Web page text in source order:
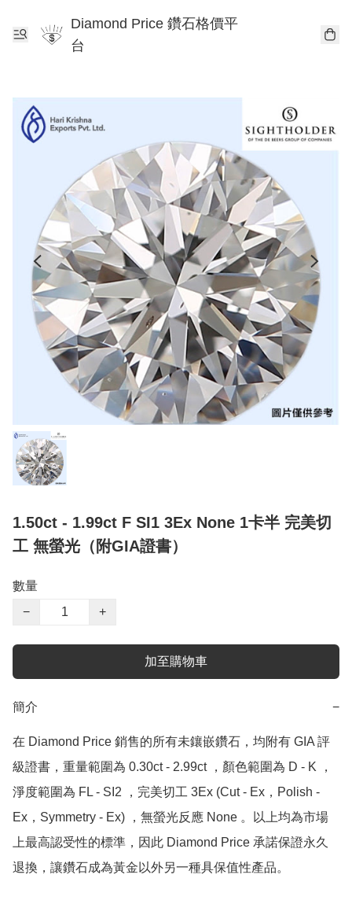
Diamond Price 鑽石格價平
台
1.50ct - 1.99ct F SI1 3Ex None 1卡半 完美切
工 無螢光（附GIA證書）
數量
−
+
加至購物車
簡介 −
在 Diamond Price 銷售的所有未鑲嵌鑽石，均附有 GIA 評
級證書，重量範圍為 0.30ct - 2.99ct ，顏色範圍為 D - K ，
淨度範圍為 FL - SI2 ，完美切工 3Ex (Cut - Ex，Polish -
Ex，Symmetry - Ex) ，無螢光反應 None 。以上均為市場
上最高認受性的標準，因此 Diamond Price 承諾保證永久
退換，讓鑽石成為黃金以外另一種具保值性產品。